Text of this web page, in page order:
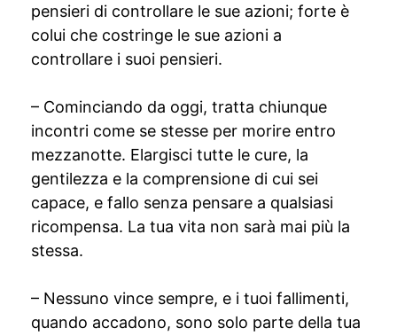
pensieri di controllare le sue azioni; forte è
colui che costringe le sue azioni a
controllare i suoi pensieri.
– Cominciando da oggi, tratta chiunque
incontri come se stesse per morire entro
mezzanotte. Elargisci tutte le cure, la
gentilezza e la comprensione di cui sei
capace, e fallo senza pensare a qualsiasi
ricompensa. La tua vita non sarà mai più la
stessa.
– Nessuno vince sempre, e i tuoi fallimenti,
quando accadono, sono solo parte della tua